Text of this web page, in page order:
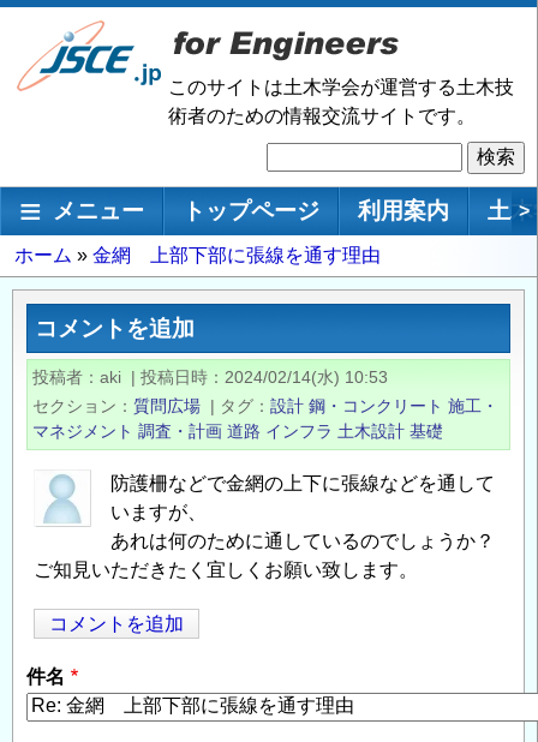
メ
ン
移
このサイトは土木学会が運営する土木技
術者のための情報交流サイトです。
索
メインナビゲーション
メニュー トップページ 利用案内 土 >
パ
ン
ず
ホーム 金網 上部下部に張線を通す理由
コメントを追加
投稿者 aki | 投稿日時
2024/02/14(水) 10:53
セクション
質問広場 | タグ 設計 鋼・コンクリート 施工・
マネジメント 調査・計画 道路 インフラ 土木設計 基礎
防護柵などで金網の上下に張線などを通して
いますが、
あれは何のために通しているのでしょうか？
ご知見いただきたく宜しくお願い致します。
コメントを追加
件名